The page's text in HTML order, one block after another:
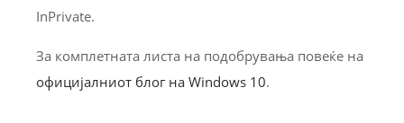
InPrivate.
За комплетната листа на подобрувања повеќе на
официјалниот блог на Windows 10.